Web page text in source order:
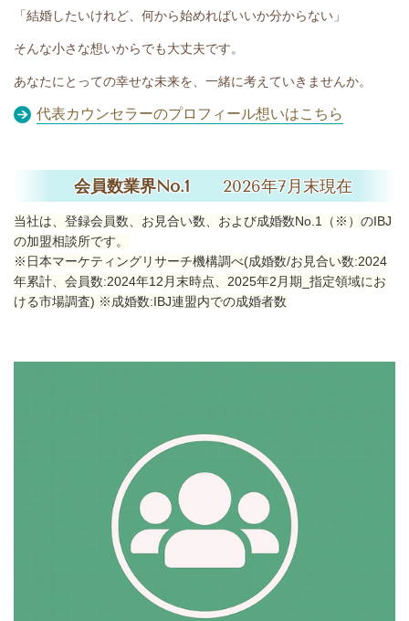
「結婚したいけれど、何から始めればいいか分からない」
そんな小さな想いからでも大丈夫です。
あなたにとっての幸せな未来を、一緒に考えていきませんか。
代表カウンセラーのプロフィール想いはこちら
会員数業界No.1 2026年7月末現在
当社は、登録会員数、お見合い数、および成婚数No.1（※）のIBJ
の加盟相談所です。
※日本マーケティングリサーチ機構調べ(成婚数/お見合い数:2024
年累計、会員数:2024年12月末時点、2025年2月期_指定領域にお
ける市場調査) ※成婚数:IBJ連盟内での成婚者数